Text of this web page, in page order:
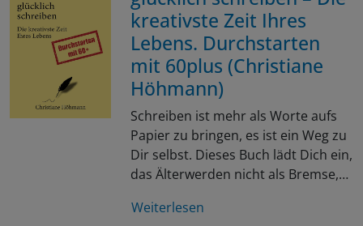
kreativste Zeit Ihres
Lebens. Durchstarten
mit 60plus (Christiane
Höhmann)
Schreiben ist mehr als Worte aufs
Papier zu bringen, es ist ein Weg zu
Dir selbst. Dieses Buch lädt Dich ein,
das Älterwerden nicht als Bremse,…
Weiterlesen